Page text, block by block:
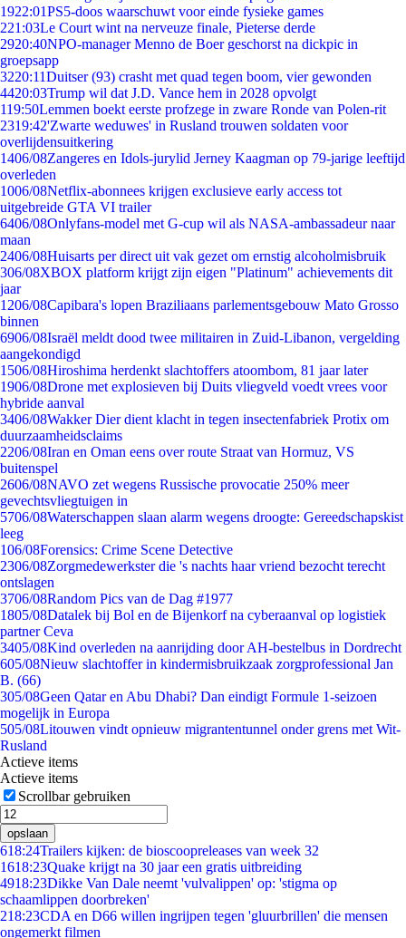
1922:01PS5-doos waarschuwt voor einde fysieke games
221:03Le Court wint na nerveuze finale, Pieterse derde
2920:40NPO-manager Menno de Boer geschorst na dickpic in
groepsapp
3220:11Duitser (93) crasht met quad tegen boom, vier gewonden
4420:03Trump wil dat J.D. Vance hem in 2028 opvolgt
119:50Lemmen boekt eerste profzege in zware Ronde van Polen-rit
2319:42'Zwarte weduwes' in Rusland trouwen soldaten voor
overlijdensuitkering
1406/08Zangeres en Idols-jurylid Jerney Kaagman op 79-jarige leeftijd
overleden
1006/08Netflix-abonnees krijgen exclusieve early access tot
uitgebreide GTA VI trailer
6406/08Onlyfans-model met G-cup wil als NASA-ambassadeur naar
maan
2406/08Huisarts per direct uit vak gezet om ernstig alcoholmisbruik
306/08XBOX platform krijgt zijn eigen "Platinum" achievements dit
jaar
1206/08Capibara's lopen Braziliaans parlementsgebouw Mato Grosso
binnen
6906/08Israël meldt dood twee militairen in Zuid-Libanon, vergelding
aangekondigd
1506/08Hiroshima herdenkt slachtoffers atoombom, 81 jaar later
1906/08Drone met explosieven bij Duits vliegveld voedt vrees voor
hybride aanval
3406/08Wakker Dier dient klacht in tegen insectenfabriek Protix om
duurzaamheidsclaims
2206/08Iran en Oman eens over route Straat van Hormuz, VS
buitenspel
2606/08NAVO zet wegens Russische provocatie 250% meer
gevechtsvliegtuigen in
5706/08Waterschappen slaan alarm wegens droogte: Gereedschapskist
leeg
106/08Forensics: Crime Scene Detective
2306/08Zorgmedewerkster die 's nachts haar vriend bezocht terecht
ontslagen
3706/08Random Pics van de Dag #1977
1805/08Datalek bij Bol en de Bijenkorf na cyberaanval op logistiek
partner Ceva
3405/08Kind overleden na aanrijding door AH-bestelbus in Dordrecht
605/08Nieuw slachtoffer in kindermisbruikzaak zorgprofessional Jan
B. (66)
305/08Geen Qatar en Abu Dhabi? Dan eindigt Formule 1-seizoen
mogelijk in Europa
505/08Litouwen vindt opnieuw migrantentunnel onder grens met Wit-
Rusland
Actieve items
Actieve items
Scrollbar gebruiken
opslaan
618:24Trailers kijken: de bioscoopreleases van week 32
1618:23Quake krijgt na 30 jaar een gratis uitbreiding
4918:23Dikke Van Dale neemt 'vulvalippen' op: 'stigma op
schaamlippen doorbreken'
218:23CDA en D66 willen ingrijpen tegen 'gluurbrillen' die mensen
ongemerkt filmen